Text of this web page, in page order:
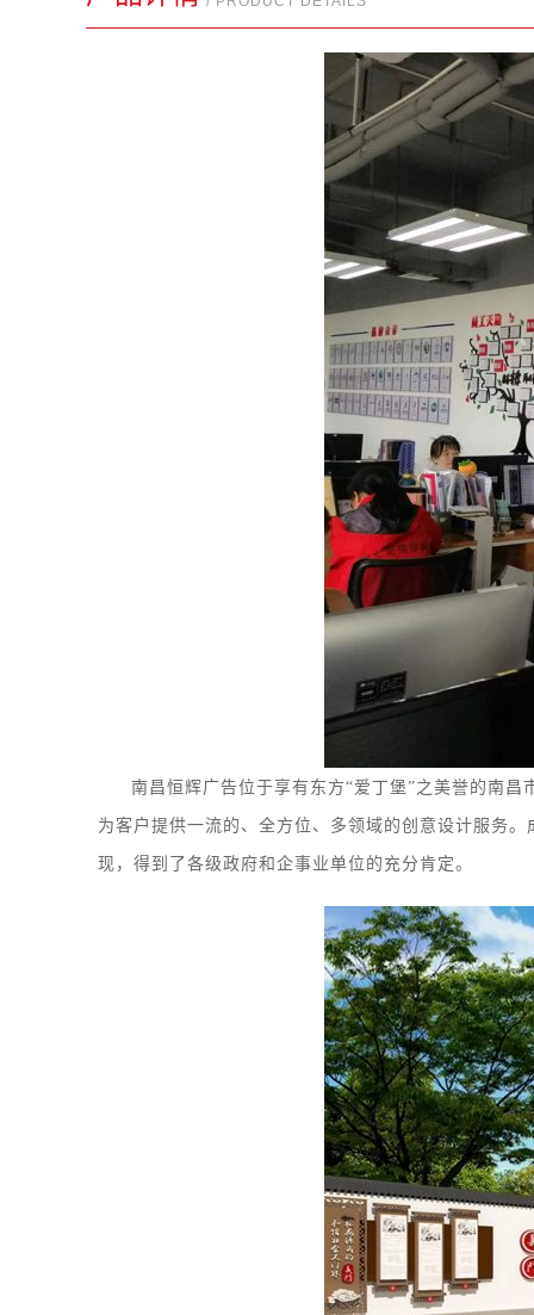
南昌恒辉广告位于享有东方“爱丁堡”之美誉的南昌
为客户提供一流的、全方位、多领域的创意设计服务。
现，得到了各级政府和企事业单位的充分肯定。